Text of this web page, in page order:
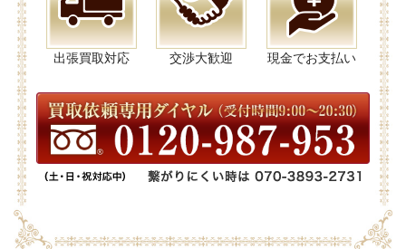
出張買取対応 交渉大歓迎 現金でお支払い